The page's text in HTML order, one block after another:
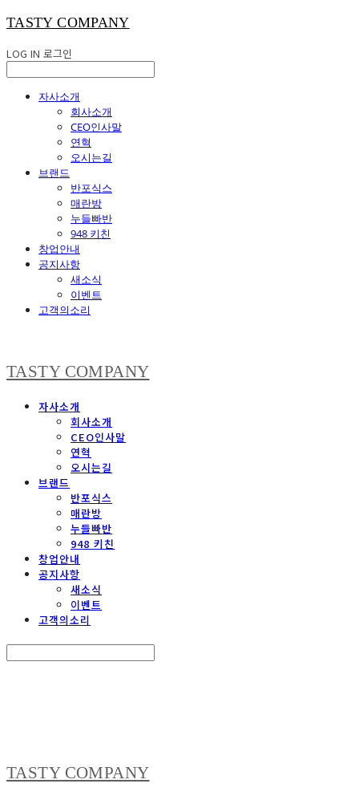
TASTY COMPANY
LOG IN 로그인
자사소개
회사소개
CEO인사말
연혁
오시는길
브랜드
반포식스
매란방
누들빠반
948 키친
창업안내
공지사항
새소식
이벤트
고객의소리
TASTY COMPANY
자사소개
회사소개
CEO인사말
연혁
오시는길
브랜드
반포식스
매란방
누들빠반
948 키친
창업안내
공지사항
새소식
이벤트
고객의소리
TASTY COMPANY